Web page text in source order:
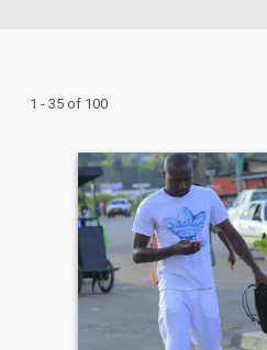
1 - 35 of 100